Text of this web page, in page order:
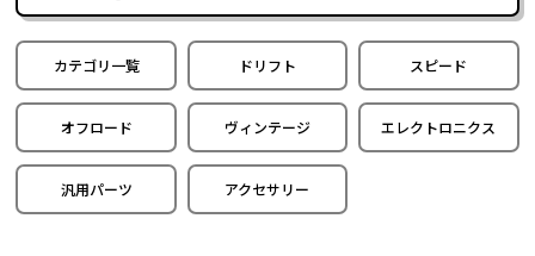
カテゴリ一覧 ドリフト スピード
オフロード ヴィンテージ エレクトロニクス
汎用パーツ アクセサリー